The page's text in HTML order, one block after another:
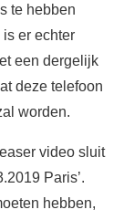
te hebben
er echter
een dergelijk
deze telefoon
worden.
video sluit
Paris’.
hebben,